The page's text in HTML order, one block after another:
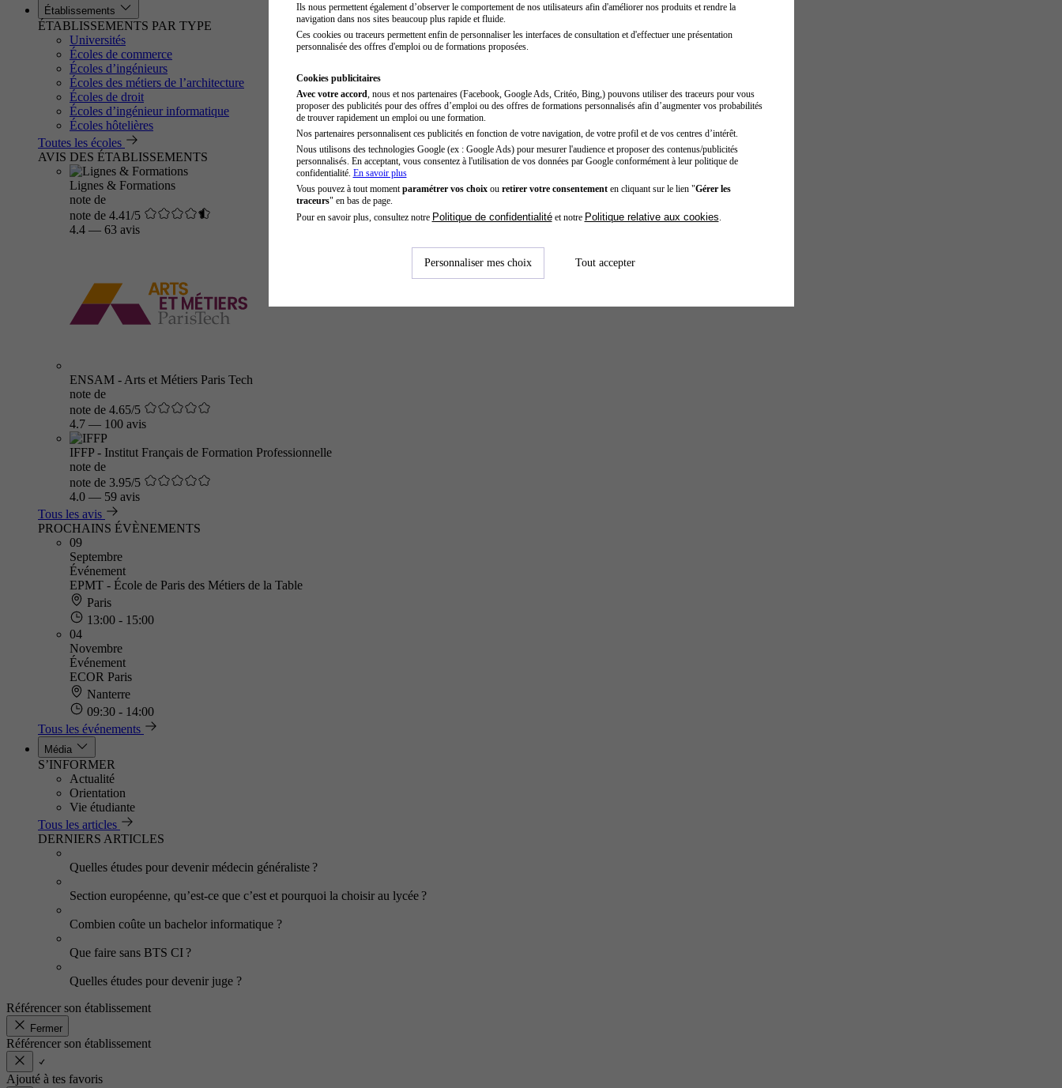
Établissements
ÉTABLISSEMENTS PAR TYPE
Universités
Écoles de commerce
Écoles d’ingénieurs
Écoles des métiers de l’architecture
Écoles de droit
Écoles d’ingénieur informatique
Écoles hôtelières
Toutes les écoles
AVIS DES ÉTABLISSEMENTS
Lignes & Formations
note de
note de 4.41/5
4.4 — 63 avis
ENSAM - Arts et Métiers Paris Tech
note de
note de 4.65/5
4.7 — 100 avis
IFFP - Institut Français de Formation Professionnelle
note de
note de 3.95/5
4.0 — 59 avis
Tous les avis
PROCHAINS ÉVÈNEMENTS
09
Septembre
Événement
EPMT - École de Paris des Métiers de la Table
Paris
13:00 - 15:00
04
Novembre
Événement
ECOR Paris
Nanterre
09:30 - 14:00
Tous les événements
Média
S’INFORMER
Actualité
Orientation
Vie étudiante
Tous les articles
DERNIERS ARTICLES
Quelles études pour devenir médecin généraliste ?
Section européenne, qu’est-ce que c’est et pourquoi la choisir au lycée ?
Combien coûte un bachelor informatique ?
Que faire sans BTS CI ?
Quelles études pour devenir juge ?
Référencer son établissement
Fermer
Référencer son établissement
Ajouté à tes favoris
Ils nous permettent également d’observer le comportement de nos utilisateurs afin d'améliorer nos produits et rendre la
navigation dans nos sites beaucoup plus rapide et fluide.
Ces cookies ou traceurs permettent enfin de personnaliser les interfaces de consultation et d'effectuer une présentation
personnalisée des offres d'emploi ou de formations proposées.
Cookies publicitaires
Avec votre accord , nous et nos partenaires (Facebook, Google Ads, Critéo, Bing,) pouvons utiliser des traceurs pour vous
proposer des publicités pour des offres d’emploi ou des offres de formations personnalisés afin d’augmenter vos probabilités
de trouver rapidement un emploi ou une formation.
Nos partenaires personnalisent ces publicités en fonction de votre navigation, de votre profil et de vos centres d’intérêt.
Nous utilisons des technologies Google (ex : Google Ads) pour mesurer l'audience et proposer des contenus/publicités
personnalisés. En acceptant, vous consentez à l'utilisation de vos données par Google conformément à leur politique de
confidentialité. En savoir plus
Vous pouvez à tout moment paramétrer vos choixou retirer votre consentementen cliquant sur le lien "Gérer les
traceurs" en bas de page.
Pour en savoir plus, consultez notre Politique de confidentialitéet notre Politique relative aux cookies
Personnaliser mes choix Tout accepter